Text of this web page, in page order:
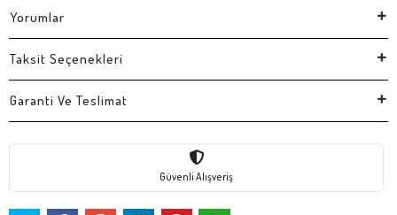
Yorumlar
Taksit Seçenekleri
Garanti Ve Teslimat
Güvenli Alışveriş